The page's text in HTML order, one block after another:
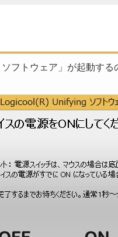
フトウェア」が起動する